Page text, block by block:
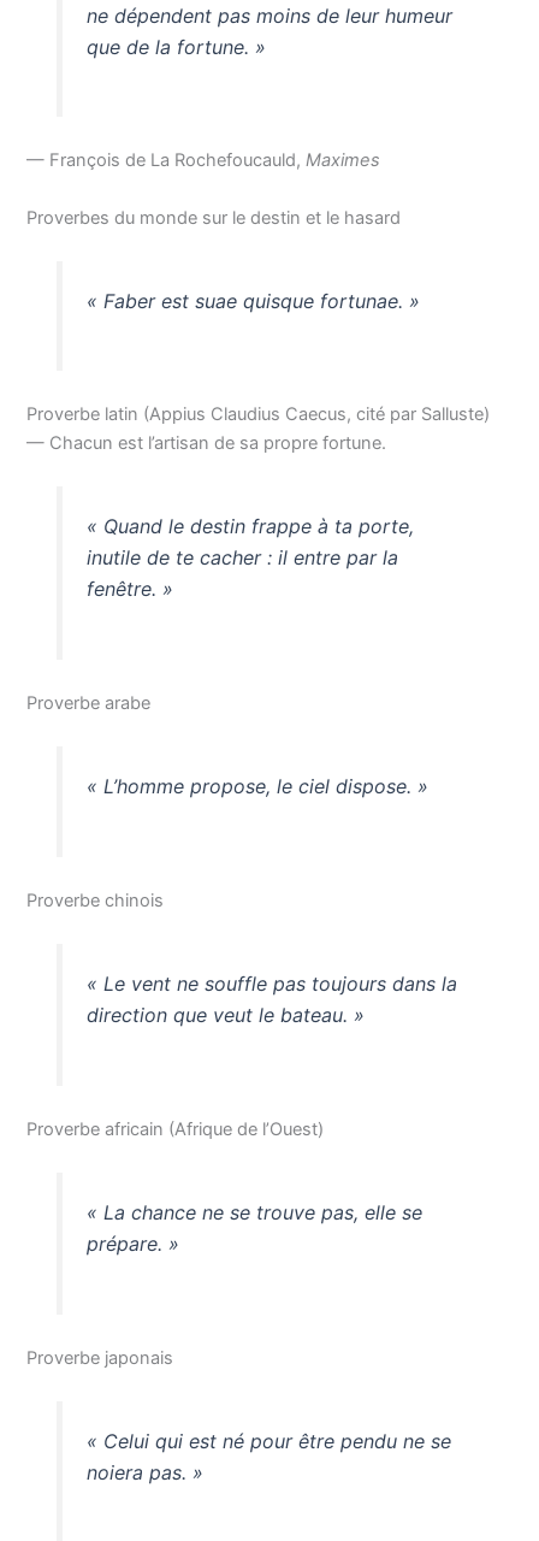
ne dépendent pas moins de leur humeur
que de la fortune. »
— François de La Rochefoucauld,Maximes
Proverbes du monde sur le destin et le hasard
« Faber est suae quisque fortunae. »
Proverbe latin (Appius Claudius Caecus, cité par Salluste)
— Chacun est l’artisan de sa propre fortune.
« Quand le destin frappe à ta porte,
inutile de te cacher : il entre par la
fenêtre. »
Proverbe arabe
« L’homme propose, le ciel dispose. »
Proverbe chinois
« Le vent ne souffle pas toujours dans la
direction que veut le bateau. »
Proverbe africain (Afrique de l’Ouest)
« La chance ne se trouve pas, elle se
prépare. »
Proverbe japonais
« Celui qui est né pour être pendu ne se
noiera pas. »